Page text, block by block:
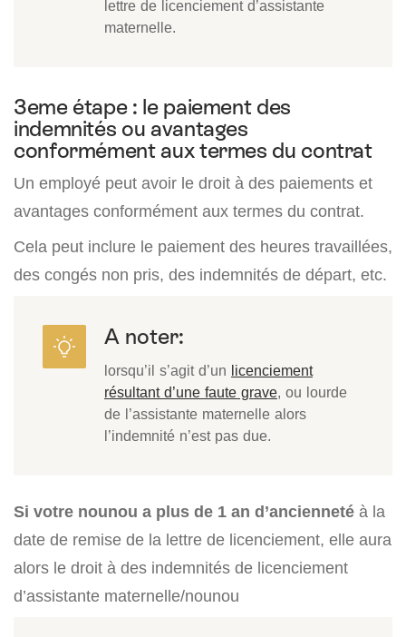
lettre de licenciement d’assistante
maternelle.
3eme étape : le paiement des
indemnités ou avantages
conformément aux termes du contrat
Un employé peut avoir le droit à des paiements et
avantages conformément aux termes du contrat.
Cela peut inclure le paiement des heures travaillées,
des congés non pris, des indemnités de départ, etc.
A noter:
lorsqu’il s’agit d’un licenciement
résultant d’une faute grave, ou lourde
de l’assistante maternelle alors
l’indemnité n’est pas due.
Si votre nounou a plus de 1 an d’ancienneté à la
date de remise de la lettre de licenciement, elle aura
alors le droit à des indemnités de licenciement
d’assistante maternelle/nounou